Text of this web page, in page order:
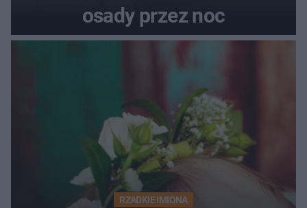
osady przez noc
RZADKIE IMIONA